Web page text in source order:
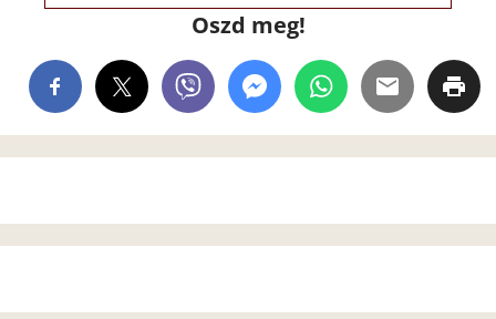
Oszd meg!